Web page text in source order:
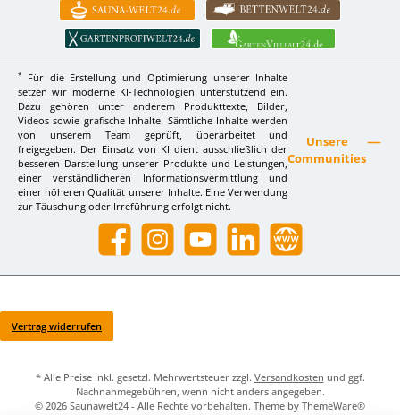
*
Für die Erstellung und Optimierung unserer Inhalte
setzen wir moderne KI-Technologien unterstützend ein.
Dazu gehören unter anderem Produkttexte, Bilder,
Videos sowie grafische Inhalte. Sämtliche Inhalte werden
von unserem Team geprüft, überarbeitet und
freigegeben. Der Einsatz von KI dient ausschließlich der
besseren Darstellung unserer Produkte und Leistungen,
einer verständlicheren Informationsvermittlung und
einer höheren Qualität unserer Inhalte. Eine Verwendung
zur Täuschung oder Irreführung erfolgt nicht.
Unsere
Communities
Facebook InstagramYouTube LinkedIn Website
Vertrag widerrufen
* Alle Preise inkl. gesetzl. Mehrwertsteuer zzgl. Versandkosten und ggf.
Nachnahmegebühren, wenn nicht anders angegeben.
© 2026 Saunawelt24 - Alle Rechte vorbehalten. Theme by ThemeWare®